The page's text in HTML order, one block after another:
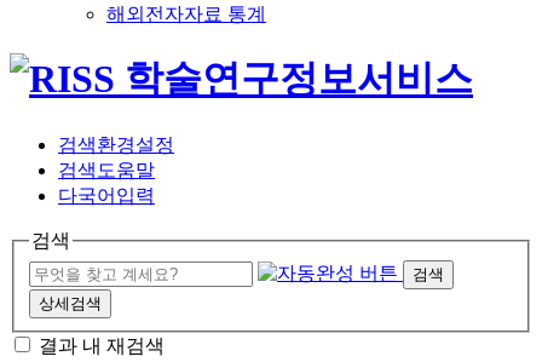
해외전자자료 통계
검색환경설정
검색도움말
다국어입력
검색
검색
상세검색
결과 내 재검색